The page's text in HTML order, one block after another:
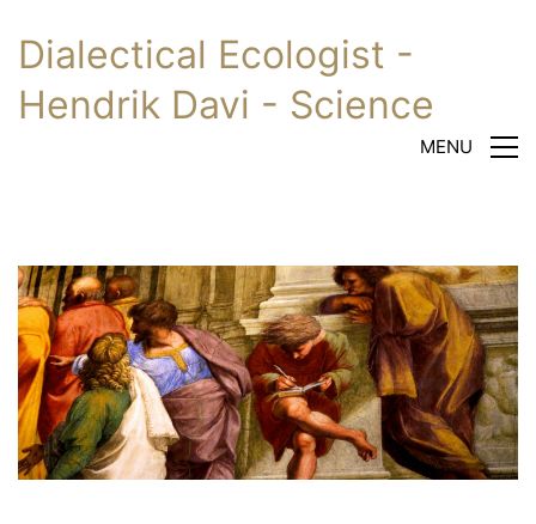
Dialectical Ecologist -
Hendrik Davi - Science
MENU